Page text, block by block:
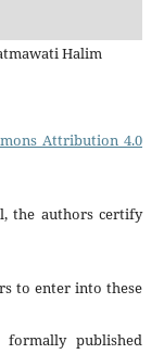
Halim
Attribution 4.0
the authors certify
to enter into these
published